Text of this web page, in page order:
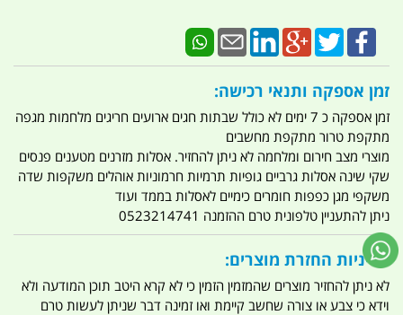
זמן אספקה ותנאי רכישה:
זמן אספקה כ 7 ימים לא כולל שבתות חגים ארועים חריגים מלחמות מגפה
מתקפת טרור מתקפת מחשבים
מוצרי מצב חירום ומלחמה לא ניתן להחזיר. אסלות מזרנים מטענים פנסים
שקי שינה אסלות גרביים גופיות תרמיות חרמוניות אוהלים משקפות שדה
משקפי מגן כפפות חומרים כימיים לאסלות בממד ועוד
ניתן להתעניין טלפונית טרם ההזמנה 0523214741
מדיניות החזרת מוצרים:
לא ניתן להחזיר מוצרים שהמזמין הזמין כי לא קרא היטב תוכן המודעה ולא
וידא כי צבע או צורה שחשב קיימת ואו זמינה דבר שניתן לעשות טרם